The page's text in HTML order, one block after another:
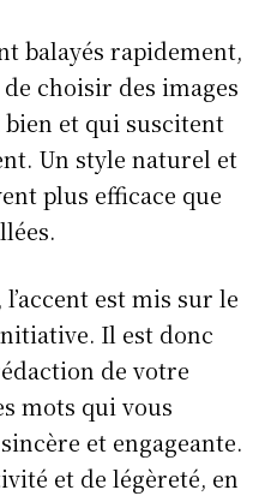
balayés rapidement,
choisir des images
et qui suscitent
Un style naturel et
plus efficace que
est mis sur le
Il est donc
de votre
mots qui vous
et engageante.
et de légèreté, en